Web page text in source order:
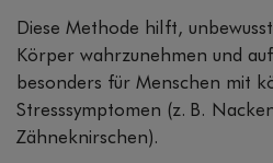
Diese Methode hilft,
Körper wahrzunehmen und
besonders für Menschen mit
Stresssymptomen (z. B.
Zähneknirschen).